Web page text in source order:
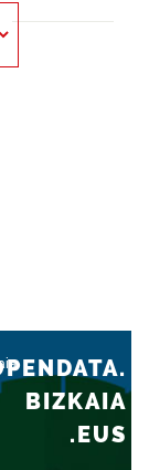
BIZKAIA
.EUS